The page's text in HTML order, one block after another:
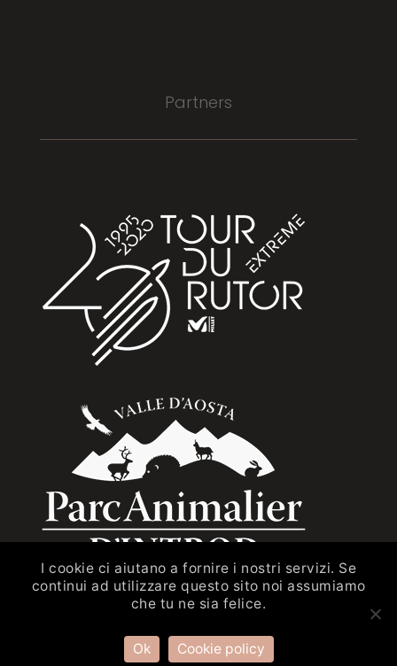
Partners
P.Iva e C.F.: IT00197570070 – Sito internet
sviluppato daWeb Design DIGIVAL
I cookie ci aiutano a fornire i nostri servizi. Se
continui ad utilizzare questo sito noi assumiamo
che tu ne sia felice.
Ok Cookie policy